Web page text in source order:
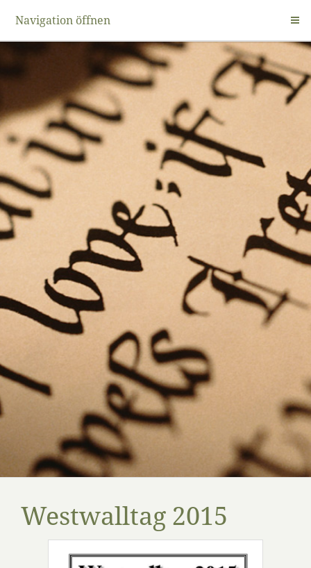
Navigation öffnen
Westwalltag 2015